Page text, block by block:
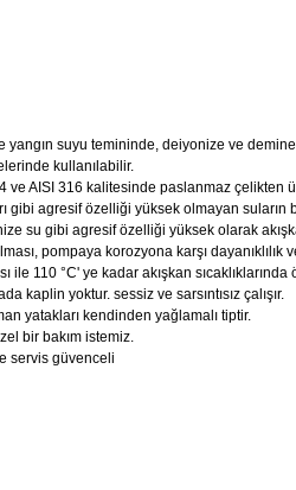
suyu temininde, deiyonize ve
kullanılabilir.
ve AISI 316 kalitesinde paslanmaz çelikten
agresif özelliği yüksek olmayan suların
su gibi agresif özelliği yüksek olarak
pompaya korozyona karşı dayanıklılık
ile 110 °C' ye kadar akışkan
kaplin yoktur. sessiz ve sarsıntısız çalışır.
yatakları kendinden yağlamalı tiptir.
bir bakım istemiz.
servis güvenceli